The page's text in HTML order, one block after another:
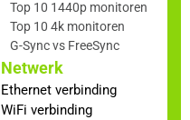
Top 10 1440p monitoren
Top 10 4k monitoren
G-Sync vs FreeSync
Netwerk
Ethernet verbinding
WiFi verbinding